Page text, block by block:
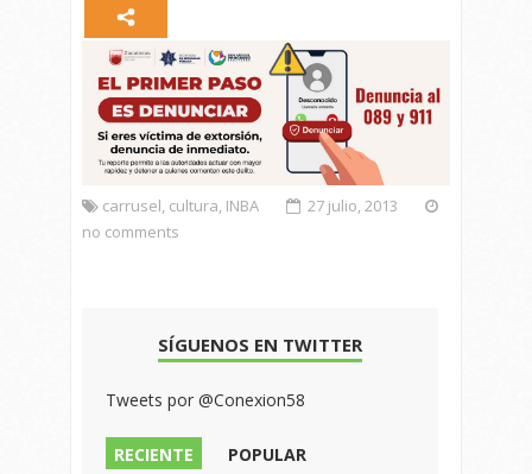
carrusel, cultura, INBA
27 julio, 2013
no comments
SÍGUENOS EN TWITTER
Tweets por @Conexion58
RECIENTE
POPULAR